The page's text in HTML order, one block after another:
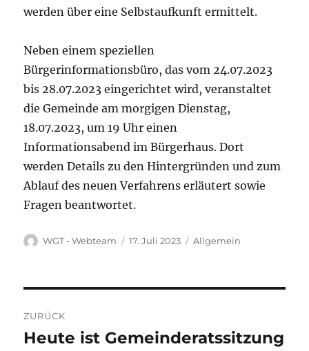
werden über eine Selbstaufkunft ermittelt.
Neben einem speziellen
Bürgerinformationsbüro, das vom 24.07.2023
bis 28.07.2023 eingerichtet wird, veranstaltet
die Gemeinde am morgigen Dienstag,
18.07.2023, um 19 Uhr einen
Informationsabend im Bürgerhaus. Dort
werden Details zu den Hintergründen und zum
Ablauf des neuen Verfahrens erläutert sowie
Fragen beantwortet.
Autor
WGT - Webteam
Veröffentlicht
17. Juli 2023 Kategorien
Allgemein
ZURÜCK
Vorheriger
Heute ist Gemeinderatssitzung